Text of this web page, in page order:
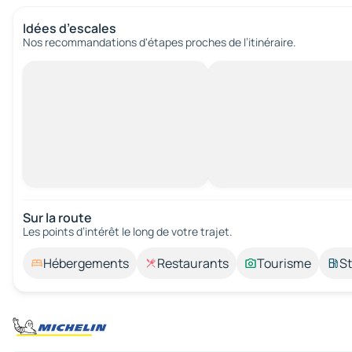
Idées d’escales
Nos recommandations d'étapes proches de l’itinéraire.
Sur la route
Les points d’intérêt le long de votre trajet.
Hébergements Restaurants Tourisme